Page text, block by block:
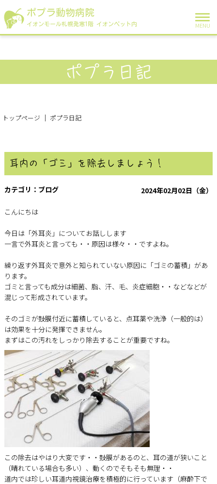
ポプラ動物病院
イオンモール札幌発寒1階 イオンペット内 MENU
ポプラ日記
トップページ ポプラ日記
耳内の「ゴミ」を除去しましょう！
ブログ 2024年02月02日（金）
こんにちは
今日は「外耳炎」についてお話しします
一言で外耳炎と言っても・・原因は様々・・ですよね。
繰り返す外耳炎で意外と知られていない原因に「ゴミの蓄積」があ
ります。
ゴミと言っても成分は細菌、脂、汗、毛、炎症細胞・・などなどが
混じって形成されています。
そのゴミが鼓膜付近に蓄積していると、点耳薬や洗浄（一般的は）
は効果を十分に発揮できません。
まずはこの汚れをしっかり除去することが重要ですね。
この除去はやはり大変です・・鼓膜があるのと、耳の道が狭いこと
（晴れている場合も多い）、動くのでそもそも無理・・
道内では珍しい耳道内視鏡治療を積極的に行っています（麻酔下で